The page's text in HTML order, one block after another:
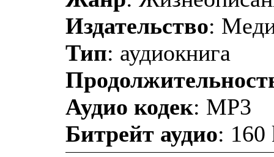
Издательство:
Тип: аудиокнига
Аудио кодек: MP3
Битрейт аудио: 160